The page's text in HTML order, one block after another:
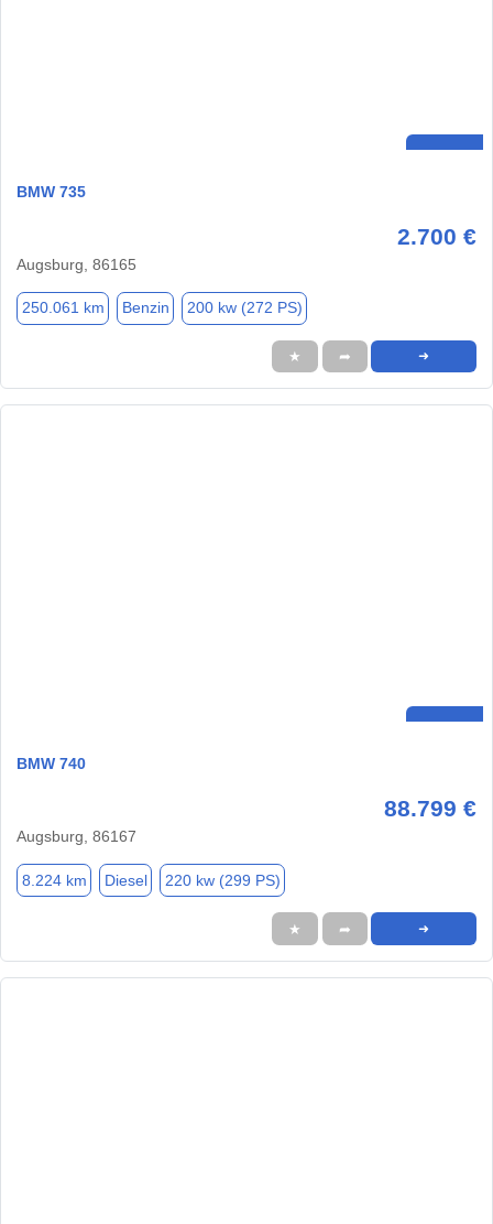
BMW 735
2.700 €
Augsburg, 86165
250.061 km Benzin 200 kw (272 PS)
★ ➦ ➜
BMW 740
88.799 €
Augsburg, 86167
8.224 km Diesel 220 kw (299 PS)
★ ➦ ➜